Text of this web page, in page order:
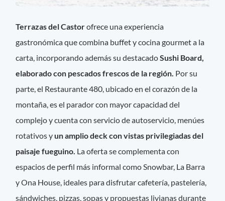
Terrazas del Castorofrece una experiencia
gastronómica que combina buffet y cocina gourmet a la
carta, incorporando además su destacadoSushi Board,
elaborado con pescados frescos de la región. Por su
parte, el Restaurante 480, ubicado en el corazón de la
montaña, es el parador con mayor capacidad del
complejo y cuenta con servicio de autoservicio, menúes
rotativos y un amplio deck con vistas privilegiadas del
paisaje fueguino. La oferta se complementa con
espacios de perfil más informal como Snowbar, La Barra
y Ona House, ideales para disfrutar cafetería, pastelería,
sándwiches, pizzas, sopas y propuestas livianas durante